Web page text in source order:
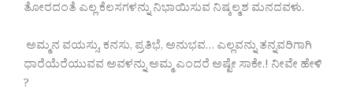
ತೋರದಂತೆ ಎಲ್ಲ ಕೆಲಸಗಳನ್ನು ನಿಭಾಯಿಸುವ ನಿಷ್ಕಲ್ಮಶ ಮನದವಳು.
ಅಮ್ಮನ ವಯಸ್ಸು, ಕನಸು, ಪ್ರತಿಭೆ, ಅನುಭವ… ಎಲ್ಲವನ್ನು ತನ್ನವರಿಗಾಗಿ
ಧಾರೆಯೆರೆಯುವವ ಅವಳನ್ನು ಅಮ್ಮ ಎಂದರೆ ಅಷ್ಟೇ ಸಾಕೇ.! ನೀವೇ ಹೇಳಿ
?